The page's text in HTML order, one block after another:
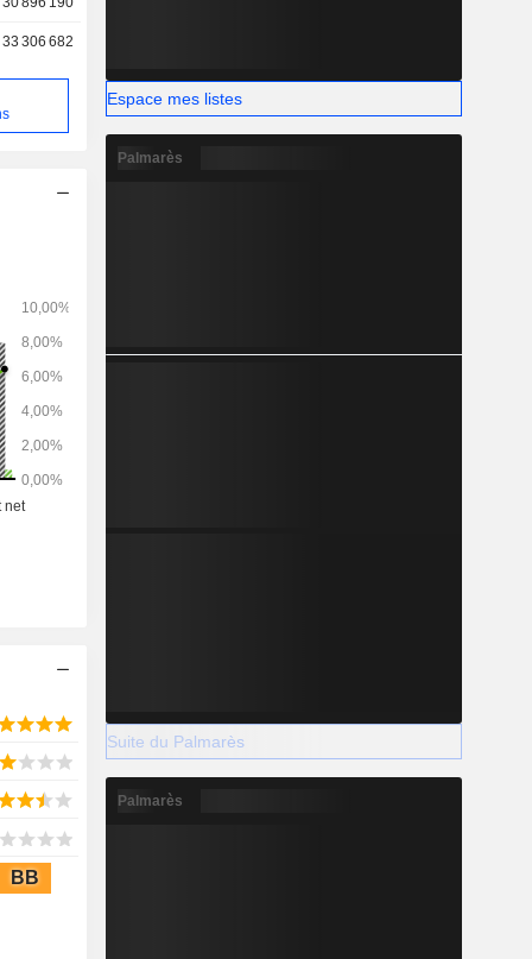
33 306 682
BB
Espace mes listes
Palmarès
Suite du Palmarès
Palmarès